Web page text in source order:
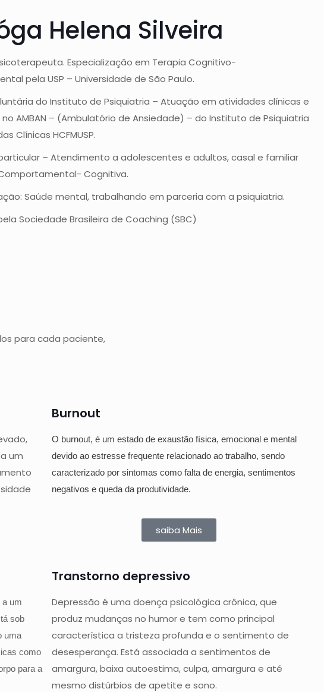
Helena Silveira
Especialização em Terapia Cognitivo-
pela USP – Universidade de São Paulo.
do Instituto de Psiquiatria – Atuação em atividades clínicas e
AMBAN – (Ambulatório de Ansiedade) – do Instituto de Psiquiatria
Clínicas HCFMUSP.
– Atendimento a adolescentes e adultos, casal e familiar
Cognitiva.
Saúde mental, trabalhando em parceria com a psiquiatria.
Sociedade Brasileira de Coaching (SBC)
para cada paciente,
um
Burnout
O burnout, é um estado de exaustão física, emocional e mental
devido ao estresse frequente relacionado ao trabalho, sendo
caracterizado por sintomas como falta de energia, sentimentos
negativos e queda da produtividade.
saiba Mais
um
sob
uma
como
para a
Transtorno depressivo
Depressão é uma doença psicológica crônica, que
produz mudanças no humor e tem como principal
característica a tristeza profunda e o sentimento de
desesperança. Está associada a sentimentos de
amargura, baixa autoestima, culpa, amargura e até
mesmo distúrbios de apetite e sono.